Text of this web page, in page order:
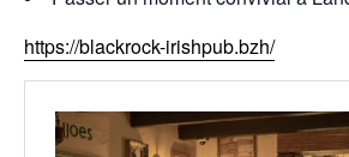
https://blackrock-irishpub.bzh/